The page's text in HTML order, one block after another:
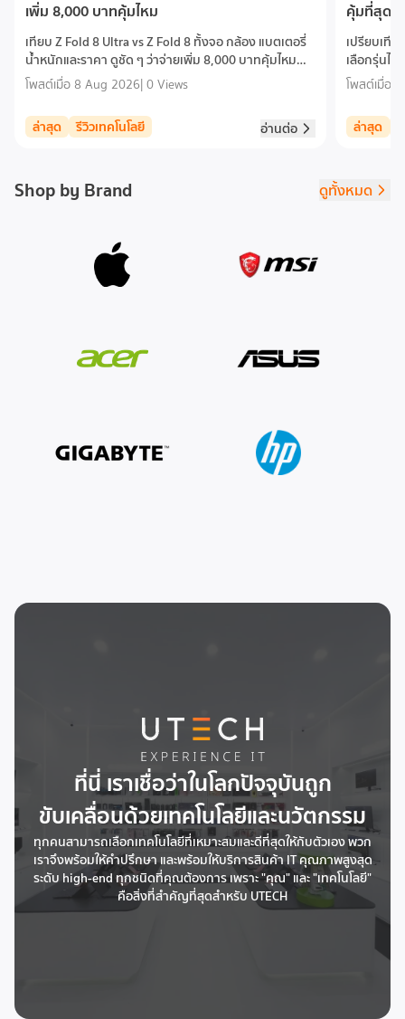
เพิ่ม 8,000 บาทคุ้มไหม
เทียบ Z Fold 8 Ultra vs Z Fold 8 ทั้งจอ กล้อง แบตเตอรี่
น้ำหนักและราคา ดูชัด ๆ ว่าจ่ายเพิ่ม 8,000 บาทคุ้มไหม
และรุ่นไหนเหมาะกับคุ
โพสต์เมื่อ 8 Aug 2026|0 Views
ล่าสุด รีวิวเทคโนโลยี อ่านต่อ
คุ้มที่สุด?
เปรียบเที
เลือกรุ่นไ
ประมาณข
โพสต์เมื่อ
ล่าสุด
Shop by Brand ดูทั้งหมด
ที่นี่ เราเชื่อว่าในโลกปัจจุบันถูก
ขับเคลื่อนด้วยเทคโนโลยีและนวัตกรรม
ทุกคนสามารถเลือกเทคโนโลยีที่เหมาะสมและดีที่สุดให้กับตัวเอง พวก
เราจึงพร้อมให้คำปรึกษา และพร้อมให้บริการสินค้า IT คุณภาพสูงสุด
ระดับ high-end ทุกชนิดที่คุณต้องการ เพราะ "คุณ" และ "เทคโนโลยี"
คือสิ่งที่สำคัญที่สุดสำหรับ UTECH